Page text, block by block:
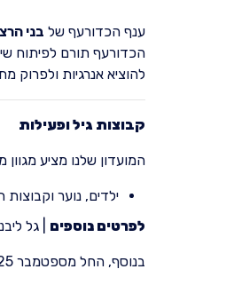
ענף הכדורעף של בני
הכדורעף תורם לפיתוח
להוציא אנרגיות ולפרוק
קבוצות גיל ופעילות
המועדון שלנו מציע
ילדים, נוער וקבוצות
לפרטים נוספים | גל ליבנה 052-
בנוסף, החל מספטמבר 2025 תתווסף פעילות מועדון גם ב